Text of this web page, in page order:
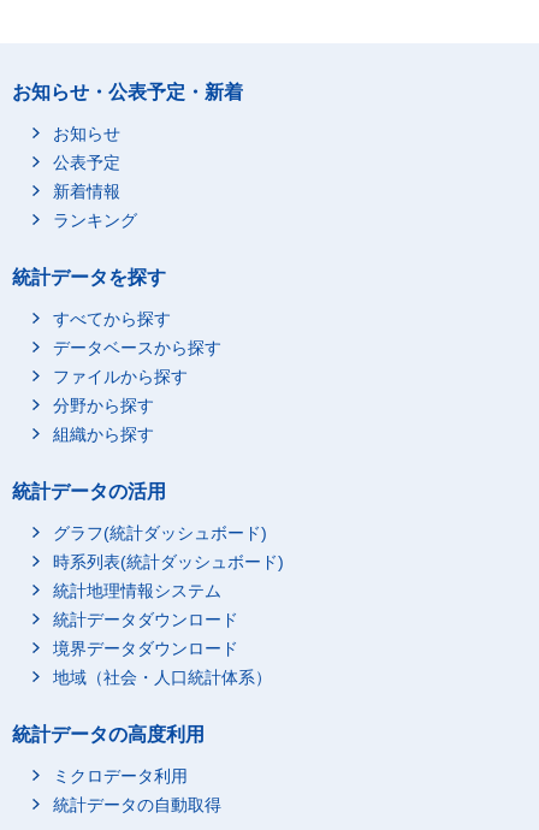
お知らせ・公表予定・新着
お知らせ
公表予定
新着情報
ランキング
統計データを探す
すべてから探す
データベースから探す
ファイルから探す
分野から探す
組織から探す
統計データの活用
グラフ(統計ダッシュボード)
時系列表(統計ダッシュボード)
統計地理情報システム
統計データダウンロード
境界データダウンロード
地域（社会・人口統計体系）
統計データの高度利用
ミクロデータ利用
統計データの自動取得